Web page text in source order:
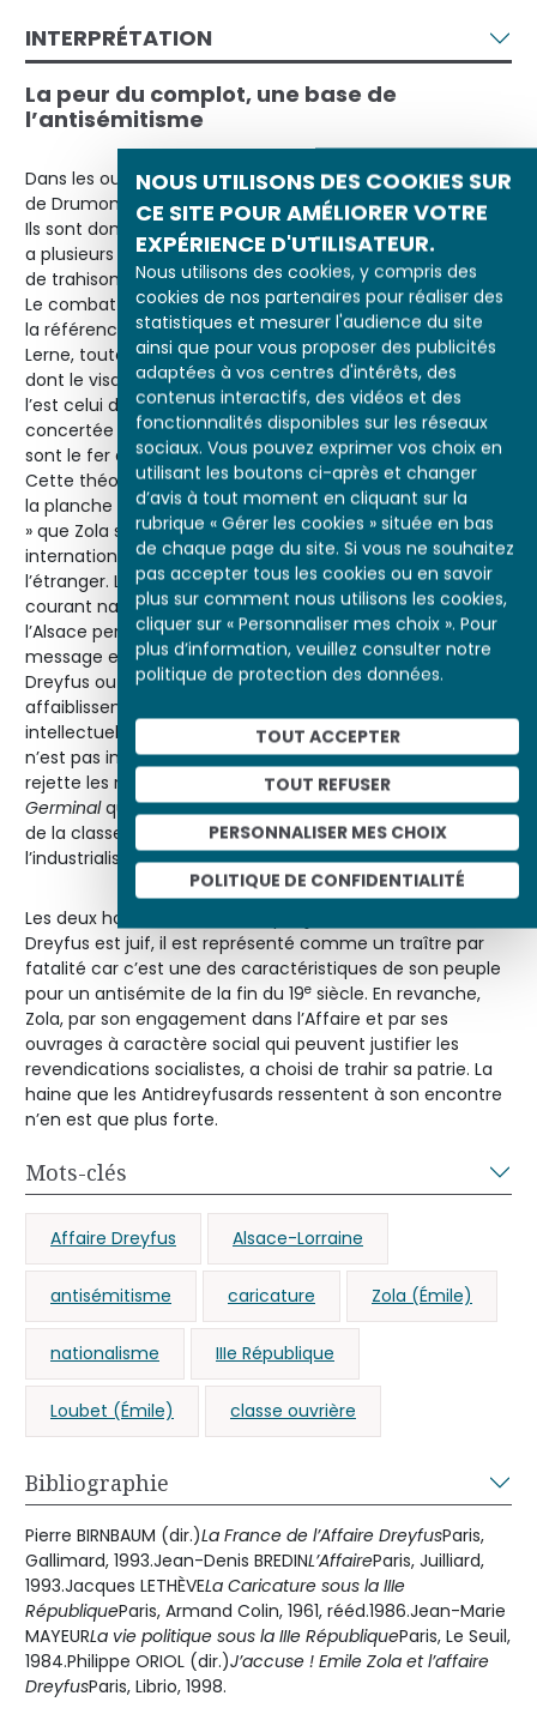
NOUS UTILISONS DES COOKIES SUR
CE SITE POUR AMÉLIORER VOTRE
EXPÉRIENCE D'UTILISATEUR.
Nous utilisons des cookies, y compris des
cookies de nos partenaires pour réaliser des
statistiques et mesurer l'audience du site
ainsi que pour vous proposer des publicités
adaptées à vos centres d'intérêts, des
contenus interactifs, des vidéos et des
fonctionnalités disponibles sur les réseaux
sociaux. Vous pouvez exprimer vos choix en
utilisant les boutons ci-après et changer
d’avis à tout moment en cliquant sur la
rubrique « Gérer les cookies » située en bas
de chaque page du site. Si vous ne souhaitez
pas accepter tous les cookies ou en savoir
plus sur comment nous utilisons les cookies,
cliquer sur « Personnaliser mes choix ». Pour
plus d’information, veuillez consulter notre
politique de protection des données.
TOUT ACCEPTER
TOUT REFUSER
PERSONNALISER MES CHOIX
POLITIQUE DE CONFIDENTIALITÉ
INTERPRÉTATION
La peur du complot, une base de
l’antisémitisme
Dans les ouvrages antisémites, comme La France Juive
de Drumont, les Juifs sont considérés comme apatrides.
Ils sont donc potentiellement tous des traîtres. Le serpent
a plusieurs têtes : Dreyfus n’est pas seul et un autre acte
de trahison peut se répéter de la part du même ennemi.
Le combat contre cette menace n’est pas terminé. Dans
la référence mythologique à Héraclès et à l’Hydre de
Lerne, toutes les têtes doivent tomber. Alfred Dreyfus,
dont le visage est mis en avant sur ce dessin comme
l’est celui d’un condamné sur le billot, a agi de manière
concertée avec les « ennemis de la Nation » dont les Juifs
sont le fer de lance.
Cette théorie du complot est également employée dans
la planche n°4 puisque c’est avec du « caca international
» que Zola souille la carte de la mère patrie. Le terme «
international » prouve les influences néfastes de
l’étranger. L’auteur sur la carte, illustre d’ailleurs le fort
courant nationaliste et revanchard en mettant en relief
l’Alsace perdue depuis 1871 et le Traité de Francfort. Le
message est clair, c’est par la faute de traîtres comme
Dreyfus ou Zola que la Nation a été affaiblie. Cet
affaiblissement est territorial mais il est également
intellectuel. Le choix des ouvrages dans l’auge du porc
n’est pas innocent : la droite nationaliste et antisémite
rejette les romans naturalistes commel’Assommoir
Germinalqui témoignent des difficiles conditions de vie
de la classe ouvrière dans la société française issue de
l’industrialisation.
Les deux hommes sont enfin perçus différemment :
Dreyfus est juif, il est représenté comme un traître par
fatalité car c’est une des caractéristiques de son peuple
pour un antisémite de la fin du 19e siècle. En revanche,
Zola, par son engagement dans l’Affaire et par ses
ouvrages à caractère social qui peuvent justifier les
revendications socialistes, a choisi de trahir sa patrie. La
haine que les Antidreyfusards ressentent à son encontre
n’en est que plus forte.
Mots-clés
Affaire Dreyfus Alsace-Lorraine
antisémitisme caricature Zola (Émile)
nationalisme IIIe République
Loubet (Émile) classe ouvrière
Bibliographie
Pierre BIRNBAUM (dir.)La France de l’Affaire DreyfusParis,
Gallimard, 1993.Jean-Denis BREDINL’AffaireParis, Juilliard,
1993.Jacques LETHÈVELa Caricature sous la IIIe
RépubliqueParis, Armand Colin, 1961, rééd.1986.Jean-Marie
MAYEURLa vie politique sous la IIIe RépubliqueParis, Le Seuil,
1984.Philippe ORIOL (dir.)J’accuse ! Emile Zola et l’affaire
DreyfusParis, Librio, 1998.